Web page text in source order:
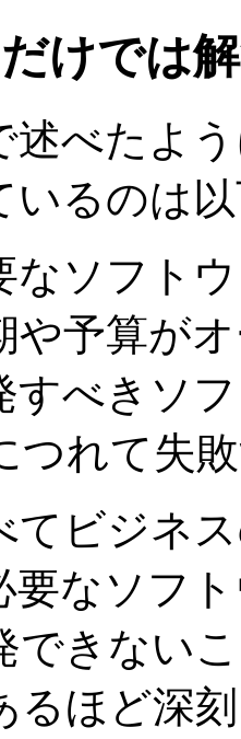
けでは
述べたよ
いるのは
なソフト
や予算が
すべきソ
つれて失
てビジネ
要なソフ
できない
るほど深